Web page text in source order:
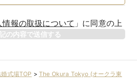
情報の取扱について 」 に同意の上
記の内容で送信する
式場TOP > The Okura Tokyo (オークラ東